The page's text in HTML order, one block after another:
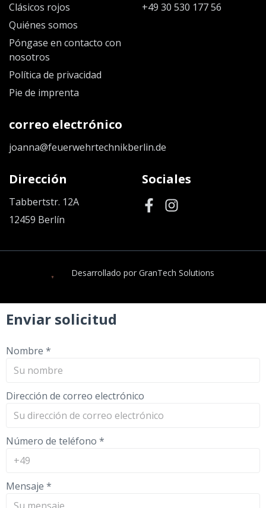
Clásicos rojos
Quiénes somos
Póngase en contacto con
nosotros
Política de privacidad
Pie de imprenta
+49 30 530 177 56
correo electrónico
joanna@feuerwehrtechnikberlin.de
Dirección
Tabbertstr. 12A
12459 Berlín
Sociales
Desarrollado por GranTech Solutions
Enviar solicitud
Nombre *
Dirección de correo electrónico
Número de teléfono *
Mensaje *